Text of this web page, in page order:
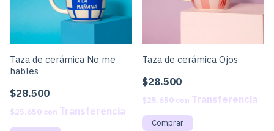
Taza de cerámica No me
hables
$28.500
$25.650 con
Taza de cerámica Ojos
$28.500
$25.650 con